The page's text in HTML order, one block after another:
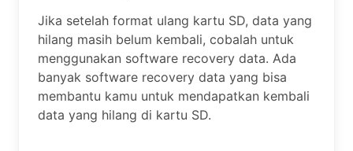
Jika setelah format ulang kartu SD, data yang
hilang masih belum kembali, cobalah untuk
menggunakan software recovery data. Ada
banyak software recovery data yang bisa
membantu kamu untuk mendapatkan kembali
data yang hilang di kartu SD.